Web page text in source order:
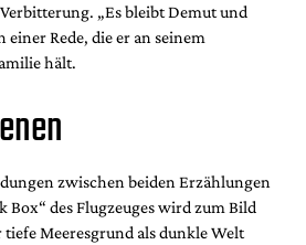
„Es bleibt Demut und
einer Rede, die er an seinem
hält.
zwischen beiden Erzählungen
Box“ des Flugzeuges wird zum Bild
tiefe Meeresgrund als dunkle Welt